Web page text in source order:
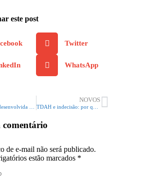
este post
Twitter
WhatsApp
NOVOS
comentário
de e-mail não será publicado.
estão marcados *